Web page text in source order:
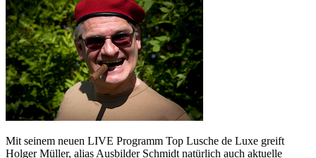
Mit seinem neuen LIVE Programm Top Lusche de Luxe greift
Holger Müller, alias Ausbilder Schmidt natürlich auch aktuelle